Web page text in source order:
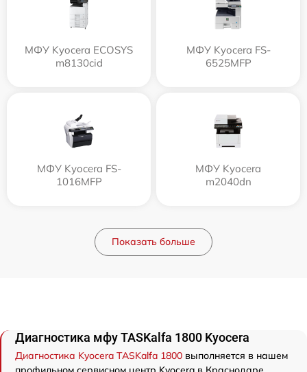
МФУ Kyocera ECOSYS
m8130cid
МФУ Kyocera FS-
6525MFP
МФУ Kyocera FS-
1016MFP
МФУ Kyocera
m2040dn
Показать больше
Диагностика мфу TASKalfa 1800 Kyocera
Диагностика Kyocera TASKalfa 1800 выполняется в нашем